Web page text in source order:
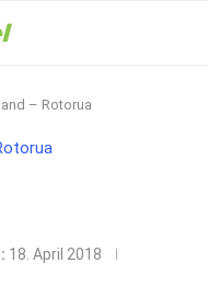
– Rotorua
18. April 2018